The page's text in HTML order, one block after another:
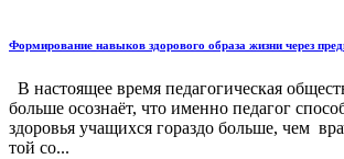
Формирование навыков здорового образа жизни через
В настоящее время педагогическая
больше осознаёт, что именно педагог
здоровья учащихся гораздо больше, чем
той со...